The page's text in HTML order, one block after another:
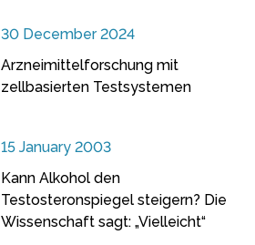
30 December 2024
Arzneimittelforschung mit
zellbasierten Testsystemen
15 January 2003
Kann Alkohol den
Testosteronspiegel steigern? Die
Wissenschaft sagt: „Vielleicht“